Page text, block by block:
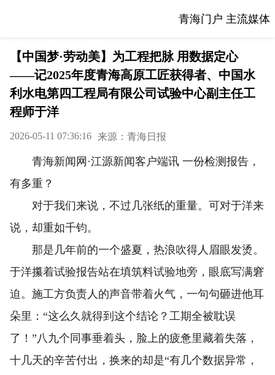
青海门户 主流媒体
【中国梦·劳动美】为工程把脉 用数据定心
——记2025年度青海高原工匠获得者、中国水
利水电第四工程局有限公司试验中心副主任工
程师于洋
2026-05-11 07:36:16 来源：青海日报
青海新闻网·江源新闻客户端讯 一份检测报告，
有多重？
对于我们来说，不过几张纸的重量。可对于洋来
说，却重如千钧。
那是几年前的一个盛夏，热浪吹得人眉眼发烫。
于洋攥着试验报告站在填筑料试验地旁，眼底写满窘
迫。施工方负责人的声音带着火气，一句句砸进他耳
朵里：“这么久就得到这个结论？工期全被耽误
了！”八九个同事垂着头，脸上的疲惫里藏着失落，
十几天的辛苦付出，换来的却是“有几个数据异常，